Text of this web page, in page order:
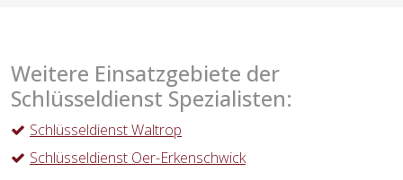
Weitere Einsatzgebiete der
Schlüsseldienst Spezialisten:
Schlüsseldienst Waltrop
Schlüsseldienst Oer-Erkenschwick